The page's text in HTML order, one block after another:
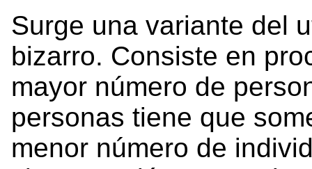
Surge una variante del
bizarro. Consiste en
mayor número de
personas tiene que
menor número de